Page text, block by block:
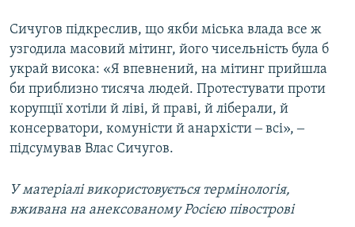
Сичугов підкреслив, що якби міська влада все ж
узгодила масовий мітинг, його чисельність була б
украй висока: «Я впевнений, на мітинг прийшла
би приблизно тисяча людей. Протестувати проти
корупції хотіли й ліві, й праві, й ліберали, й
консерватори, комуністи й анархісти ‒ всі», ‒
підсумував Влас Сичугов.
У матеріалі використовується термінологія,
вживана на анексованому Росією півострові